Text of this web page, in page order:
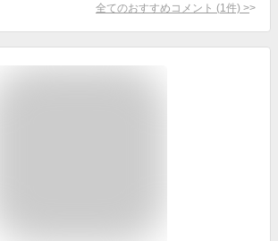
全てのおすすめコメント (1 件) >